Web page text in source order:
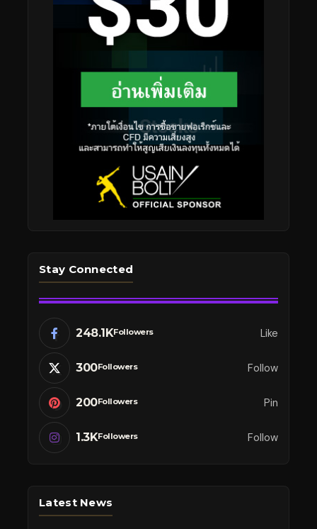
Stay Connected
248.1KFollowers Like
300Followers Follow
200Followers Pin
1.3KFollowers Follow
Latest News